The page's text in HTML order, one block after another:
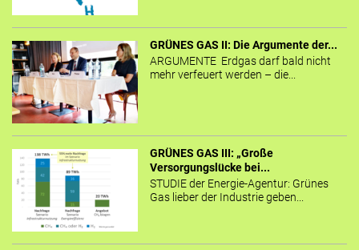
GRÜNES GAS II: Die Argumente der...
ARGUMENTE Erdgas darf bald nicht
mehr verfeuert werden – die...
GRÜNES GAS III: „Große
Versorgungslücke bei...
STUDIE der Energie-Agentur: Grünes
Gas lieber der Industrie geben...